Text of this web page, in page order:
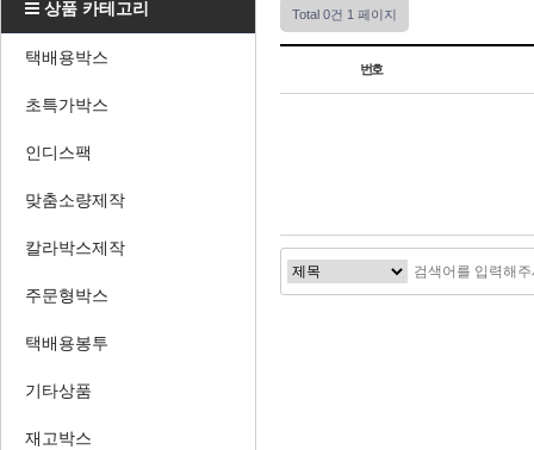
상품 카테고리
택배용박스
초특가박스
인디스팩
맞춤소량제작
칼라박스제작
주문형박스
택배용봉투
기타상품
재고박스
Total 0건 1 페이지
번호